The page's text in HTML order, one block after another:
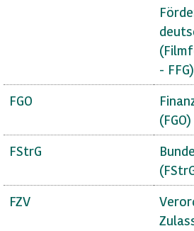
- FFG)
FGO
(FGO)
FStrG
FZV